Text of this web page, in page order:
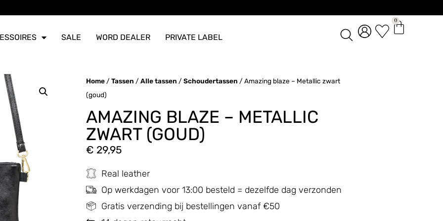
SALE WORD DEALER PRIVATE LABEL
0
Home / Tassen / Alle tassen / Schoudertassen / Amazing blaze – Metallic zwart
(goud)
AMAZING BLAZE – METALLIC
ZWART (GOUD)
€ 29,95
Real leather
Op werkdagen voor 13:00 besteld = dezelfde dag verzonden
Gratis verzending bij bestellingen vanaf €50